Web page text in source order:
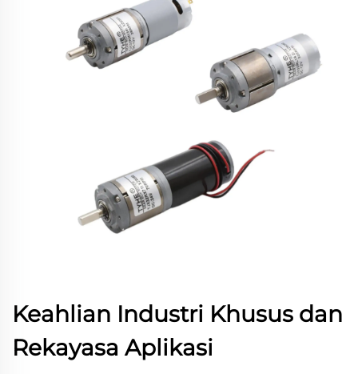
Keahlian Industri Khusus dan
Rekayasa Aplikasi